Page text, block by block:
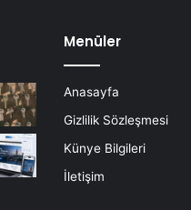
Menüler
Anasayfa
Gizlilik Sözleşmesi
Künye Bilgileri
İletişim